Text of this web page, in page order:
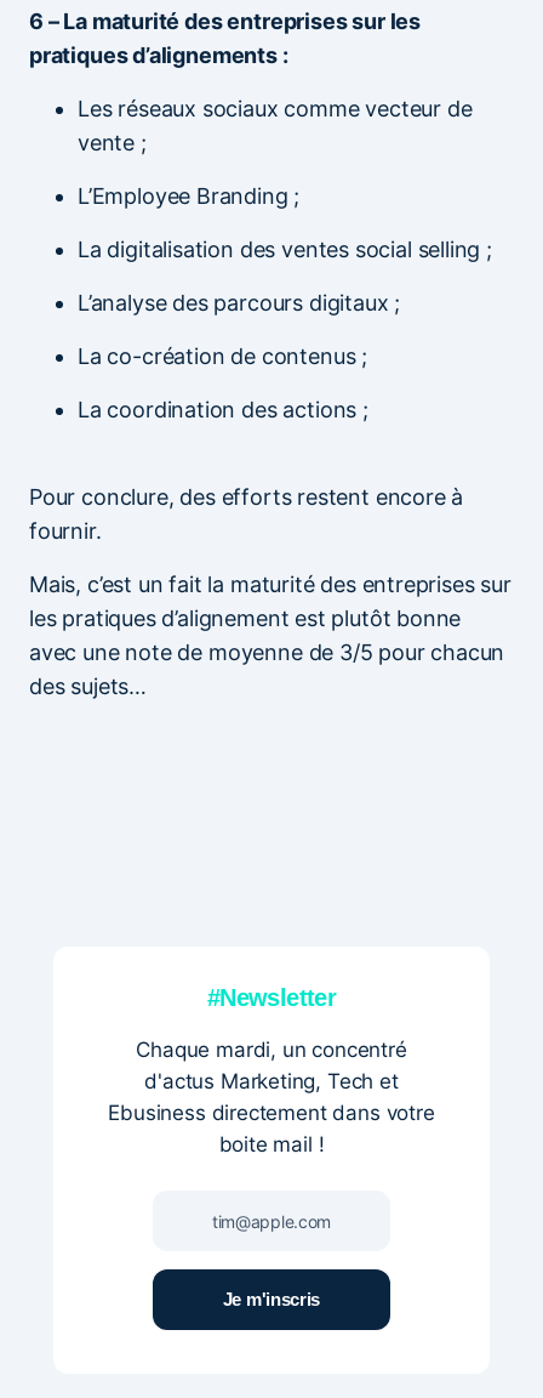
6 – La maturité des entreprises sur les
pratiques d’alignements :
Les réseaux sociaux comme vecteur de
vente ;
L’Employee Branding ;
La digitalisation des ventes social selling ;
L’analyse des parcours digitaux ;
La co-création de contenus ;
La coordination des actions ;
Pour conclure, des efforts restent encore à
fournir.
Mais, c’est un fait la maturité des entreprises sur
les pratiques d’alignement est plutôt bonne
avec une note de moyenne de 3/5 pour chacun
des sujets…
#Newsletter
Chaque mardi, un concentré
d'actus Marketing, Tech et
Ebusiness directement dans votre
boite mail !